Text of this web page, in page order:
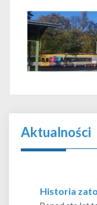
Aktualności
Historia